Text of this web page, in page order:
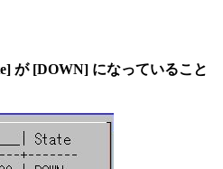
が [DOWN] になっていること